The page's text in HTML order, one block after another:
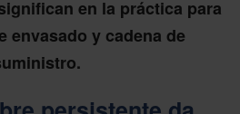
en la práctica para
envasado y cadena de